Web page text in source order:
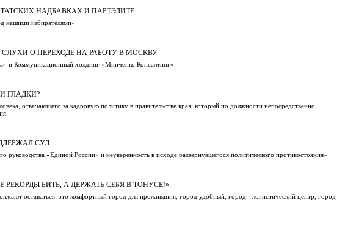
НАДБАВКАХ И ПАРТЭЛИТЕ
нашими избирателями»
О ПЕРЕХОДЕ НА РАБОТУ В МОСКВУ
и Коммуникационный холдинг «Минченко Консалтинг»
ГЛАДКИ?
отвечающего за кадровую политику в правительстве края, который по должности непосредственно
СУД
«Единой России» и неуверенность в исходе развернувшегося политического противостояния»
БИТЬ, А ДЕРЖАТЬ СЕБЯ В ТОНУСЕ!»
оставаться: это комфортный город для проживания, город удобный, город - логистический центр, город -